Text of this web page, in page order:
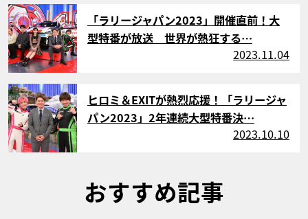
サムネイル
「ラリージャパン2023」開催直前！大
型特番が放送 世界が熱狂する…
2023.11.04
サムネイル
ヒロミ＆EXITが熱烈応援！「ラリージャ
パン2023」2年連続大型特番決…
2023.10.10
おすすめ記事